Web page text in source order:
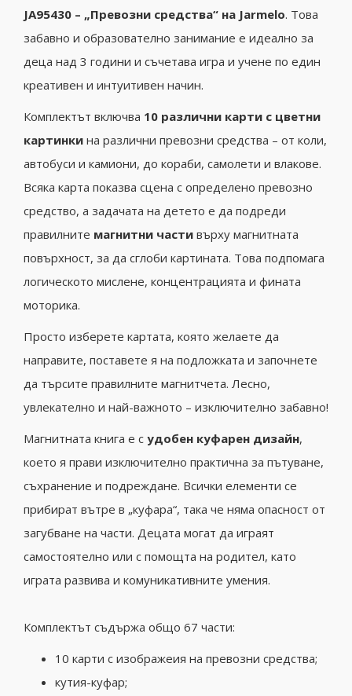
JA95430 – „Превозни средства“ на Jarmelo. Това
забавно и образователно занимание е идеално за
деца над 3 години и съчетава игра и учене по един
креативен и интуитивен начин.
Комплектът включва 10 различни карти с цветни
картинки на различни превозни средства – от коли,
автобуси и камиони, до кораби, самолети и влакове.
Всяка карта показва сцена с определено превозно
средство, а задачата на детето е да подреди
правилните магнитни части върху магнитната
повърхност, за да сглоби картината. Това подпомага
логическото мислене, концентрацията и фината
моторика.
Просто изберете картата, която желаете да
направите, поставете я на подложката и започнете
да търсите правилните магнитчета. Лесно,
увлекателно и най-важното – изключително забавно!
Магнитната книга е с удобен куфарен дизайн,
което я прави изключително практична за пътуване,
съхранение и подреждане. Всички елементи се
прибират вътре в „куфара“, така че няма опасност от
загубване на части. Децата могат да играят
самостоятелно или с помощта на родител, като
играта развива и комуникативните умения.
Комплектът съдържа общо 67 части:
10 карти с изображеия на превозни средства;
кутия-куфар;